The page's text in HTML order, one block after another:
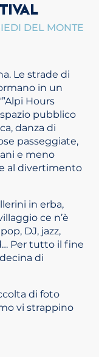
DEL MONTE
Le strade di
in un
Hours
pubblico
danza di
passeggiate,
e meno
al divertimento
in erba,
ce n’è
DJ, jazz,
Per tutto il fine
di
di foto
vi strappino